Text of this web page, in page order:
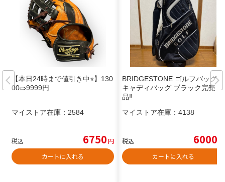
【本日24時まで値引き中⭐︎】130
00⇨9999円
マイストア在庫： 2584
税込 6750円
カートに入れる
BRIDGESTONE ゴルフバッグ
キャディバッグ ブラック完売
品‼️
マイストア在庫： 4138
税込 6000
カートに入れる